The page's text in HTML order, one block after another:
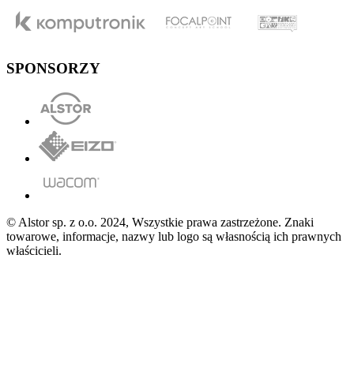
SPONSORZY
© Alstor sp. z o.o. 2024, Wszystkie prawa zastrzeżone. Znaki
towarowe, informacje, nazwy lub logo są własnością ich prawnych
właścicieli.